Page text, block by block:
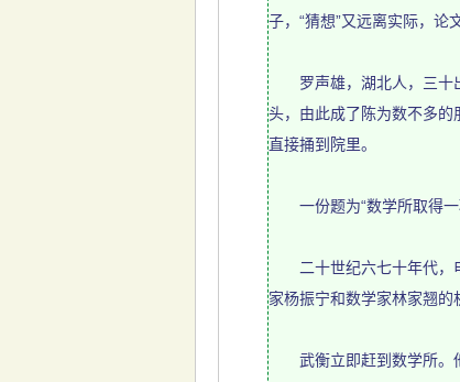
子，“猜想”又远离实际，论
罗声雄，湖北人，三十出
头，由此成了陈为数不多
直接捅到院里。
一份题为“数学所取得一
二十世纪六七十年代，电
家杨振宁和数学家林家翘的
武衡立即赶到数学所。他